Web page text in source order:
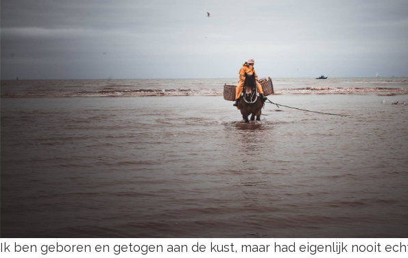
Ik ben geboren en getogen aan de kust, maar had eigenlijk nooit